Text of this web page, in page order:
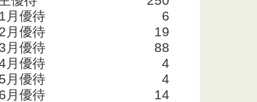
1月優待
6
2月優待
19
月優待
88
月優待
4
5月優待
4
6月優待
14